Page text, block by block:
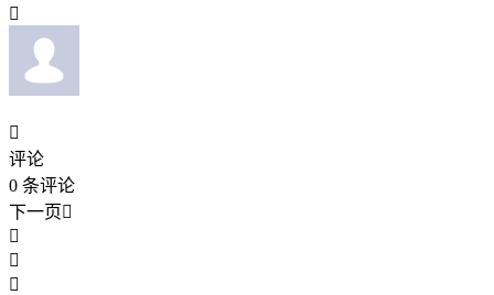


评论
0 条评论
下一页


